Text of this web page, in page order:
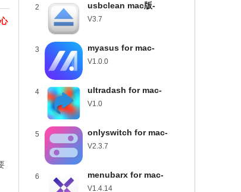
2
usbclean mac版-
usbclean for mac下载
V3.7
3
myasus for mac-
myasus mac版下载
V1.0.0
4
ultradash for mac-
ultradash mac版下载
V1.0
5
onlyswitch for mac-
onlyswitch mac版下载
V2.3.7
6
menubarx for mac-
menubarx mac版下载
V1.4.14